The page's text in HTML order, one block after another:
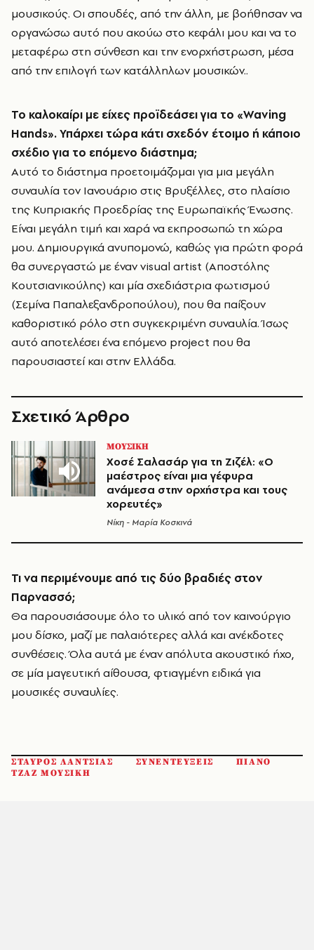
μουσικούς. Οι σπουδές, από την άλλη, με βοήθησαν να
οργανώσω αυτό που ακούω στο κεφάλι μου και να το
μεταφέρω στη σύνθεση και την ενορχήστρωση, μέσα
από την επιλογή των κατάλληλων μουσικών..
Το καλοκαίρι με είχες προϊδεάσει για το «Waving
Hands». Υπάρχει τώρα κάτι σχεδόν έτοιμο ή κάποιο
σχέδιο για το επόμενο διάστημα;
Αυτό το διάστημα προετοιμάζομαι για μια μεγάλη
συναυλία τον Ιανουάριο στις Βρυξέλλες, στο πλαίσιο
της Κυπριακής Προεδρίας της Ευρωπαϊκής Ένωσης.
Είναι μεγάλη τιμή και χαρά να εκπροσωπώ τη χώρα
μου. Δημιουργικά ανυπομονώ, καθώς για πρώτη φορά
θα συνεργαστώ με έναν visual artist (Αποστόλης
Κουτσιανικούλης) και μία σχεδιάστρια φωτισμού
(Σεμίνα Παπαλεξανδροπούλου), που θα παίξουν
καθοριστικό ρόλο στη συγκεκριμένη συναυλία. Ίσως
αυτό αποτελέσει ένα επόμενο project που θα
παρουσιαστεί και στην Ελλάδα.
Σχετικό Άρθρο
ΜΟΥΣΙΚΗ
Χοσέ Σαλασάρ για τη Ζιζέλ: «Ο
μαέστρος είναι μια γέφυρα
ανάμεσα στην ορχήστρα και τους
χορευτές»
Νίκη - Μαρία Κοσκινά
Τι να περιμένουμε από τις δύο βραδιές στον
Παρνασσό;
Θα παρουσιάσουμε όλο το υλικό από τον καινούργιο
μου δίσκο, μαζί με παλαιότερες αλλά και ανέκδοτες
συνθέσεις. Όλα αυτά με έναν απόλυτα ακουστικό ήχο,
σε μία μαγευτική αίθουσα, φτιαγμένη ειδικά για
μουσικές συναυλίες.
ΣΤΑΥΡΟΣ ΛΑΝΤΣΙΑΣ ΣΥΝΕΝΤΕΥΞΕΙΣ
ΠΙΑΝΟ
ΤΖΑΖ ΜΟΥΣΙΚΗ